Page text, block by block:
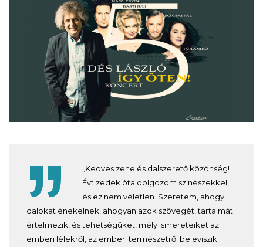
„Kedves zene és dalszerető közönség!
Évtizedek óta dolgozom színészekkel,
és ez nem véletlen. Szeretem, ahogy
dalokat énekelnek, ahogyan azok szövegét, tartalmát
értelmezik, és tehetségüket, mély ismereteiket az
emberi lélekről, az emberi természetről beleviszik